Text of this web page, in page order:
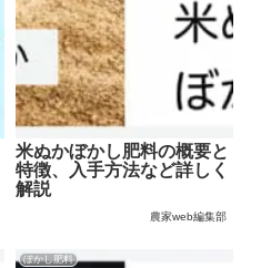
米ぬかぼかし肥料の概要と
特徴、入手方法など詳しく
解説
農家web編集部
ぼかし肥料